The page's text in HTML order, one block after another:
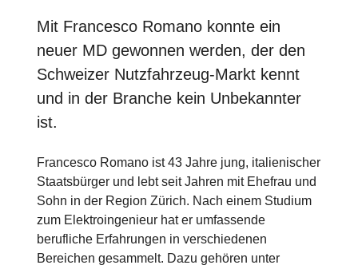
Mit Francesco Romano konnte ein
neuer MD gewonnen werden, der den
Schweizer Nutzfahrzeug-Markt kennt
und in der Branche kein Unbekannter
ist.
Francesco Romano ist 43 Jahre jung, italienischer
Staatsbürger und lebt seit Jahren mit Ehefrau und
Sohn in der Region Zürich. Nach einem Studium
zum Elektroingenieur hat er umfassende
berufliche Erfahrungen in verschiedenen
Bereichen gesammelt. Dazu gehören unter